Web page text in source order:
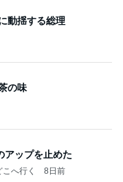
動揺する総理
の味
アップを止めた
へ行く 8日前